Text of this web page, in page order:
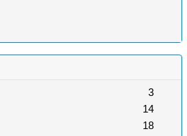
3
14
18